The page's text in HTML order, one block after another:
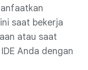
saat bekerja
atau saat
Anda dengan